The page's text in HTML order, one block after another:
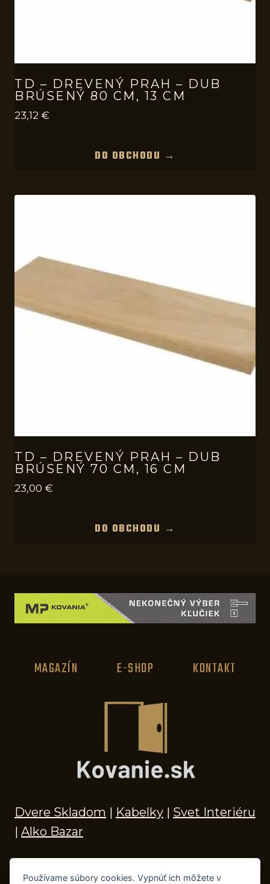
TD – DREVENÝ PRAH – DUB
BRÚSENÝ 80 CM, 13 CM
23,12 €
DO OBCHODU →
TD – DREVENÝ PRAH – DUB
BRÚSENÝ 70 CM, 16 CM
23,00 €
DO OBCHODU →
MAGAZÍN E-SHOP KONTAKT
Dvere Skladom | Kabelky | Svet Interiéru
| Alko Bazar
Používame súbory cookies. Vypnúť ich môžete v